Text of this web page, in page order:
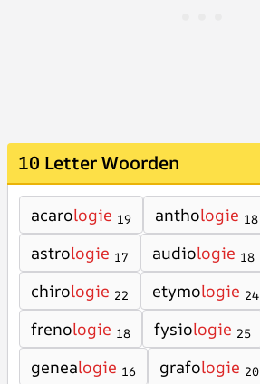
10 Letter Woorden
acarologie 19 anthologie 18
astrologie 17 audiologie 18
chirologie 22 etymologie 24
frenologie 18 fysiologie 25
genealogie 16 grafologie 20